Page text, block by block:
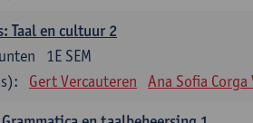
Taal en cultuur 2
1E SEM
Gert Vercauteren Ana Sofia Corga